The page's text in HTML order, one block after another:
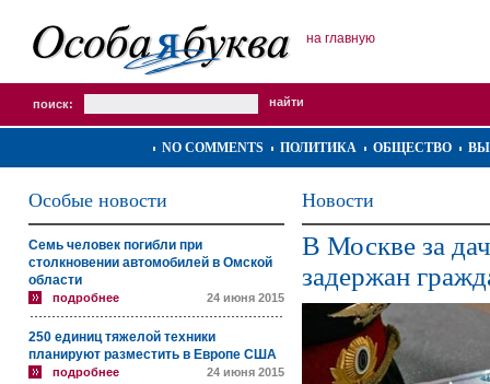
на главную
поиск:
NO COMMENTS ПОЛИТИКА ОБЩЕСТВО
Особые новости
Семь человек погибли при
столкновении автомобилей в Омской
области
подробнее 24 июня 2015
250 единиц тяжелой техники
планируют разместить в Европе США
подробнее 24 июня 2015
Новости
В Москве за
задержан